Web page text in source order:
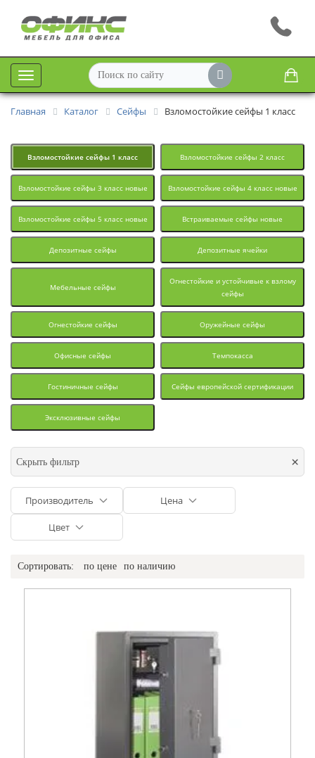
Меню
Главная Каталог Сейфы Взломостойкие сейфы 1 класс
Взломостойкие сейфы 1 класс Взломостойкие сейфы 2 класс
Взломостойкие сейфы 3 класс новые Взломостойкие сейфы 4 класс новые
Взломостойкие сейфы 5 класс новые Встраиваемые сейфы новые
Депозитные сейфы Депозитные ячейки
Мебельные сейфы
Огнестойкие и устойчивые к взлому
сейфы
Огнестойкие сейфы Оружейные сейфы
Офисные сейфы Темпокасса
Гостиничные сейфы Сейфы европейской сертификации
Эксклюзивные сейфы
Скрыть фильтр ×
Производитель Цена
Цвет
Сортировать: по цене по наличию